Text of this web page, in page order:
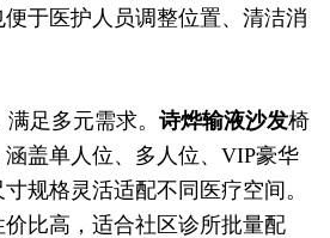
于医护人员调整位置、清洁消
足多元需求。 诗烨输液沙发椅
盖单人位、多人位、VIP豪华
规格灵活适配不同医疗空间。
比高，适合社区诊所批量配